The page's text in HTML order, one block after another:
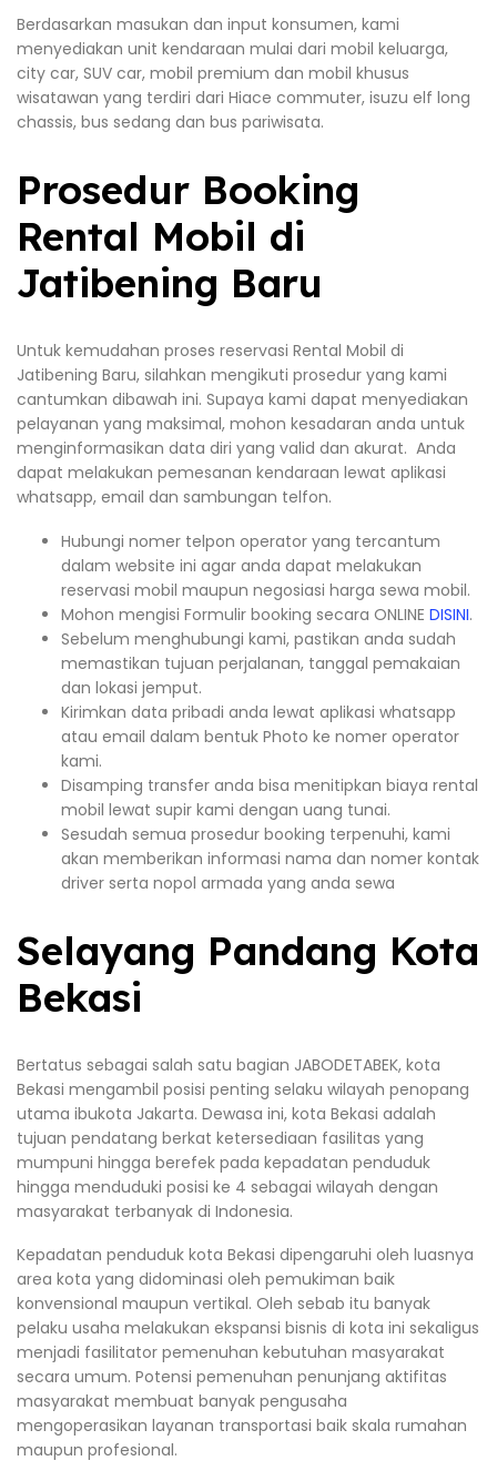
Berdasarkan masukan dan input konsumen, kami
menyediakan unit kendaraan mulai dari mobil keluarga,
city car, SUV car, mobil premium dan mobil khusus
wisatawan yang terdiri dari Hiace commuter, isuzu elf long
chassis, bus sedang dan bus pariwisata.
Prosedur Booking
Rental Mobil di
Jatibening Baru
Untuk kemudahan proses reservasi Rental Mobil di
Jatibening Baru, silahkan mengikuti prosedur yang kami
cantumkan dibawah ini. Supaya kami dapat menyediakan
pelayanan yang maksimal, mohon kesadaran anda untuk
menginformasikan data diri yang valid dan akurat. Anda
dapat melakukan pemesanan kendaraan lewat aplikasi
whatsapp, email dan sambungan telfon.
Hubungi nomer telpon operator yang tercantum
dalam website ini agar anda dapat melakukan
reservasi mobil maupun negosiasi harga sewa mobil.
Mohon mengisi Formulir booking secara ONLINE DISINI.
Sebelum menghubungi kami, pastikan anda sudah
memastikan tujuan perjalanan, tanggal pemakaian
dan lokasi jemput.
Kirimkan data pribadi anda lewat aplikasi whatsapp
atau email dalam bentuk Photo ke nomer operator
kami.
Disamping transfer anda bisa menitipkan biaya rental
mobil lewat supir kami dengan uang tunai.
Sesudah semua prosedur booking terpenuhi, kami
akan memberikan informasi nama dan nomer kontak
driver serta nopol armada yang anda sewa
Selayang Pandang Kota
Bekasi
Bertatus sebagai salah satu bagian JABODETABEK, kota
Bekasi mengambil posisi penting selaku wilayah penopang
utama ibukota Jakarta. Dewasa ini, kota Bekasi adalah
tujuan pendatang berkat ketersediaan fasilitas yang
mumpuni hingga berefek pada kepadatan penduduk
hingga menduduki posisi ke 4 sebagai wilayah dengan
masyarakat terbanyak di Indonesia.
Kepadatan penduduk kota Bekasi dipengaruhi oleh luasnya
area kota yang didominasi oleh pemukiman baik
konvensional maupun vertikal. Oleh sebab itu banyak
pelaku usaha melakukan ekspansi bisnis di kota ini sekaligus
menjadi fasilitator pemenuhan kebutuhan masyarakat
secara umum. Potensi pemenuhan penunjang aktifitas
masyarakat membuat banyak pengusaha
mengoperasikan layanan transportasi baik skala rumahan
maupun profesional.